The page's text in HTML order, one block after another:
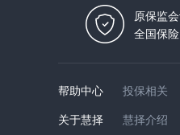
原保监
全国保
帮助中心 投保相关
关于慧择
慧择介绍